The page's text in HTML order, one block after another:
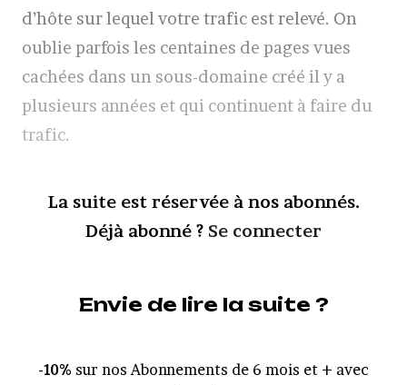
d’hôte sur lequel votre trafic est relevé. On
oublie parfois les centaines de pages vues
cachées dans un sous-domaine créé il y a
plusieurs années et qui continuent à faire du
trafic.
La suite est réservée à nos abonnés.
Déjà abonné ? Se connecter
Envie de lire la suite ?
-10% sur nos Abonnements de 6 mois et + avec